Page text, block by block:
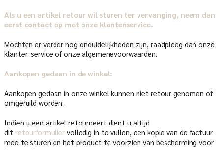
Als u een artikel retour wil sturen ter vervanging, neem dan
eerst contact op met onze klantenservice.
Mochten er verder nog onduidelijkheden zijn, raadpleeg dan onze
klanten service of onze algemenevoorwaarden.
Aankopen gedaan in de winkel:
Aankopen gedaan in onze winkel kunnen niet retour genomen of
omgeruild worden.
Indien u een artikel retourneert dient u altijd
dit retourformuliervolledig in te vullen, een kopie van de factuur
mee te sturen en het product te voorzien van bescherming voor